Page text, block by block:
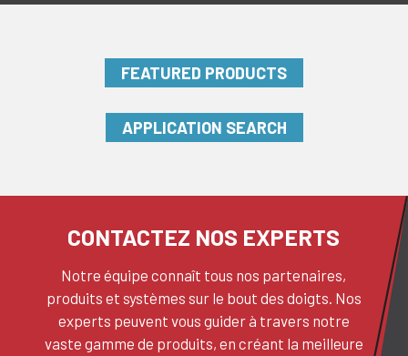
FEATURED PRODUCTS
APPLICATION SEARCH
CONTACTEZ NOS EXPERTS
Notre équipe connaît tous nos partenaires,
produits et systèmes sur le bout des doigts. Nos
experts peuvent vous guider à travers notre
vaste gamme de produits, en créant la meilleure